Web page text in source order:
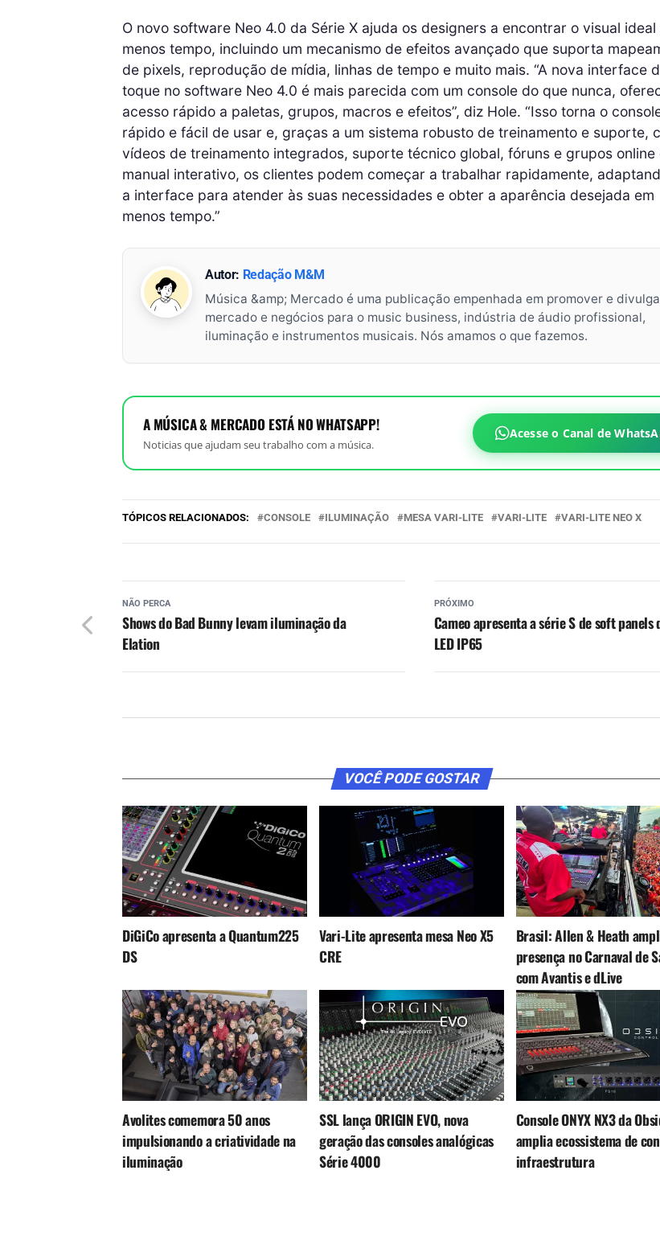
O novo software Neo 4.0 da Série X ajuda os designers a encontrar o visual ideal
menos tempo, incluindo um mecanismo de efeitos avançado que suporta
de pixels, reprodução de mídia, linhas de tempo e muito mais. “A nova interface
toque no software Neo 4.0 é mais parecida com um console do que nunca,
acesso rápido a paletas, grupos, macros e efeitos”, diz Hole. “Isso torna o
rápido e fácil de usar e, graças a um sistema robusto de treinamento e suporte,
vídeos de treinamento integrados, suporte técnico global, fóruns e grupos online
manual interativo, os clientes podem começar a trabalhar rapidamente,
a interface para atender às suas necessidades e obter a aparência desejada em
menos tempo.”
Autor: Redação M&M
Música &amp; Mercado é uma publicação empenhada em promover e
mercado e negócios para o music business, indústria de áudio profissional,
iluminação e instrumentos musicais. Nós amamos o que fazemos.
A MÚSICA & MERCADO ESTÁ NO WHATSAPP!
Noticias que ajudam seu trabalho com a música.
Acesse o Canal de
TÓPICOS RELACIONADOS: CONSOLE ILUMINAÇÃO MESA VARI-LITE VARI-LITE VARI-LITE NEO X
PRÓXIMO
Cameo apresenta a série S de soft panels
LED IP65
NÃO PERCA
Shows do Bad Bunny levam iluminação da
Elation
VOCÊ PODE GOSTAR
DiGiCo apresenta a Quantum225
DS
Vari-Lite apresenta mesa Neo X5
CRE
Brasil: Allen & Heath
presença no Carnaval de
com Avantis e dLive
Avolites comemora 50 anos
impulsionando a criatividade na
iluminação
SSL lança ORIGIN EVO, nova
geração das consoles analógicas
Série 4000
Console ONYX NX3 da
amplia ecossistema de
infraestrutura